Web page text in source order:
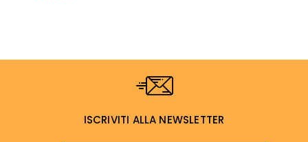
ISCRIVITI ALLA NEWSLETTER